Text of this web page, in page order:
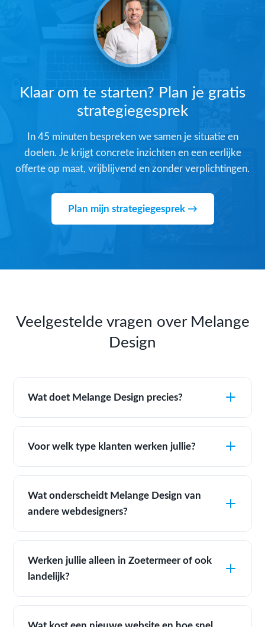
Klaar om te starten? Plan je gratis
strategiegesprek
In 45 minuten bespreken we samen je situatie en
doelen. Je krijgt concrete inzichten en een eerlijke
offerte op maat, vrijblijvend en zonder verplichtingen.
Plan mijn strategiegesprek →
Veelgestelde vragen over Melange
Design
Wat doet Melange Design precies?
Voor welk type klanten werken jullie?
Wat onderscheidt Melange Design van
andere webdesigners?
Werken jullie alleen in Zoetermeer of ook
landelijk?